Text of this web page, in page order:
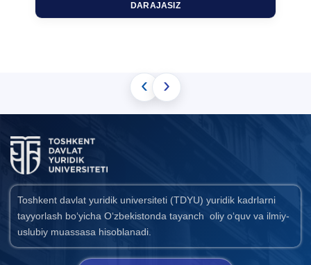
DARAJASIZ
‹ ›
Toshkent davlat yuridik universiteti (TDYU) yuridik kadrlarni
tayyorlash bo‘yicha O‘zbekistonda tayanch oliy o‘quv va ilmiy-
uslubiy muassasa hisoblanadi.